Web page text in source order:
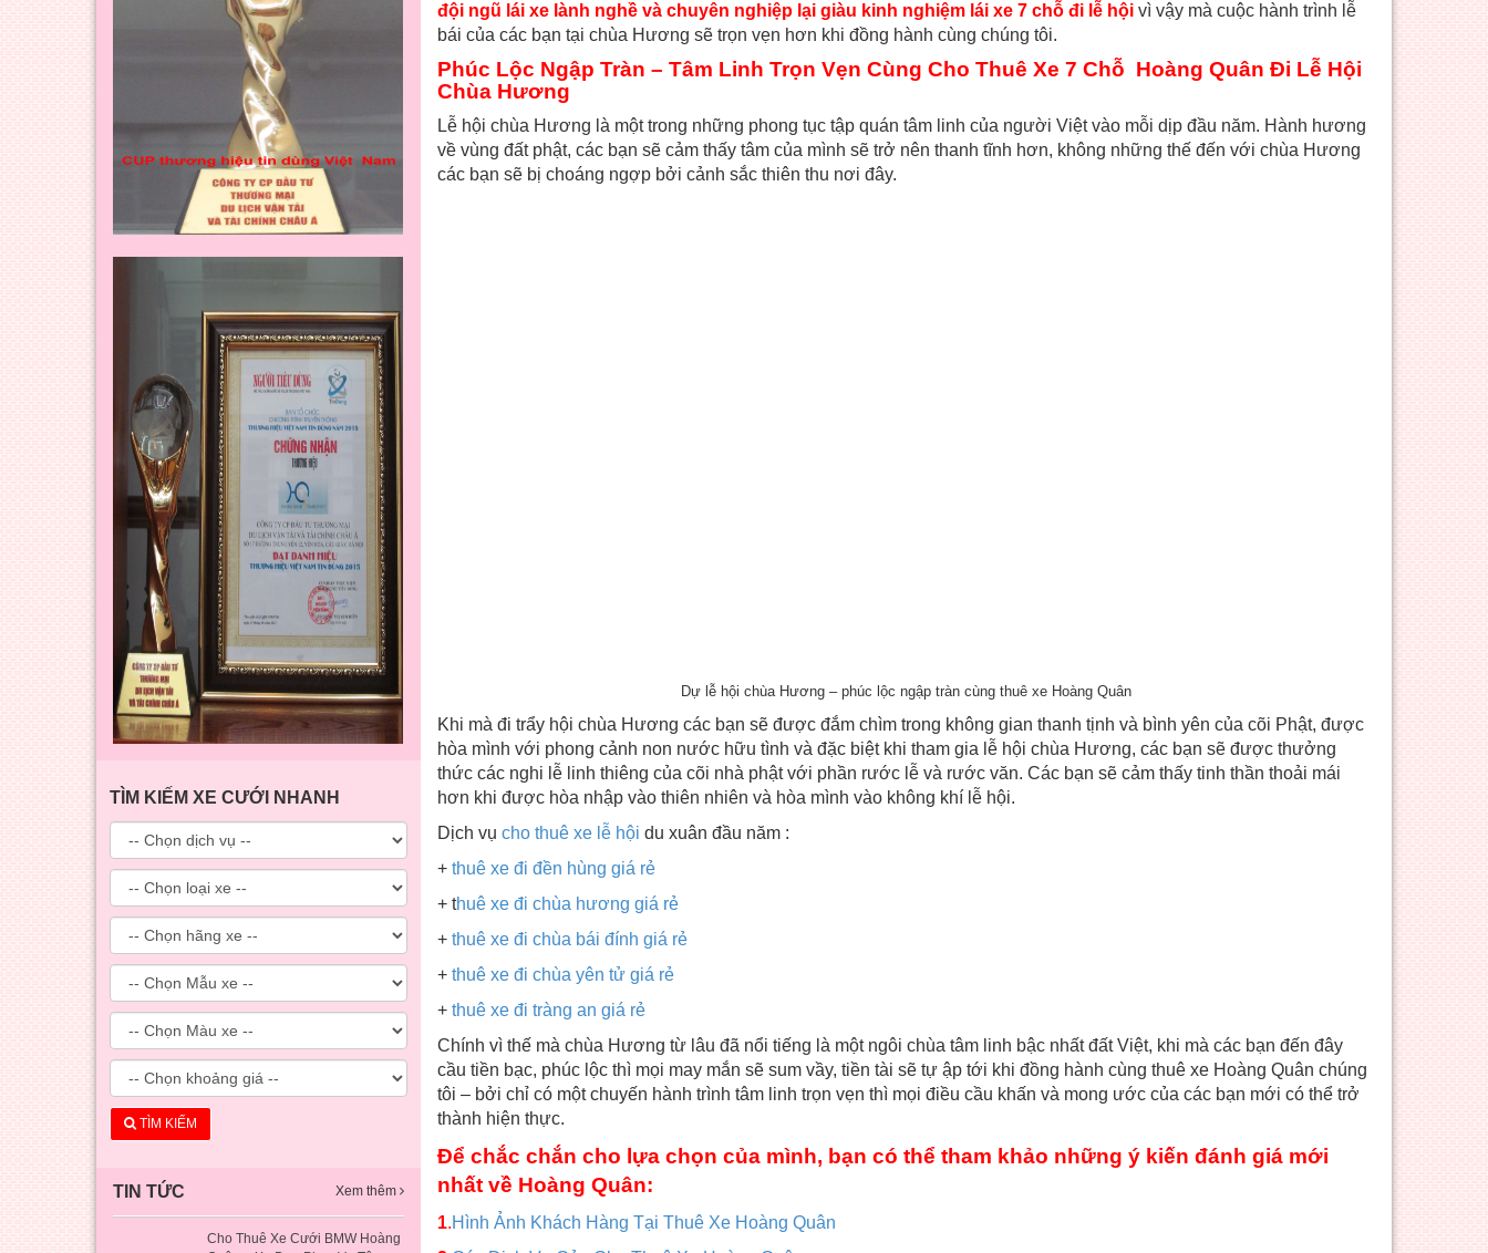
TÌM KIẾM XE CƯỚI NHANH
TÌM KIẾM
TIN TỨC Xem thêm
Cho Thuê Xe Cưới BMW Hoàng
đội ngũ lái xe lành nghề và chuyên nghiệp lại giàu kinh nghiệm lái xe 7 chỗ đi lễ hộivì vậy mà cuộc hành trình lễ
bái của các bạn tại chùa Hương sẽ trọn vẹn hơn khi đồng hành cùng chúng tôi.
Phúc Lộc Ngập Tràn – Tâm Linh Trọn Vẹn Cùng Cho Thuê Xe 7 Chỗ Hoàng Quân Đi Lễ Hội
Chùa Hương
Lễ hội chùa Hương là một trong những phong tục tập quán tâm linh của người Việt vào mỗi dịp đầu năm. Hành hương
về vùng đất phật, các bạn sẽ cảm thấy tâm của mình sẽ trở nên thanh tĩnh hơn, không những thế đến với chùa Hương
các bạn sẽ bị choáng ngợp bởi cảnh sắc thiên thu nơi đây.
Dự lễ hội chùa Hương – phúc lộc ngập tràn cùng thuê xe Hoàng Quân
Khi mà đi trẩy hội chùa Hương các bạn sẽ được đắm chìm trong không gian thanh tịnh và bình yên của cõi Phật, được
hòa mình với phong cảnh non nước hữu tình và đặc biệt khi tham gia lễ hội chùa Hương, các bạn sẽ được thưởng
thức các nghi lễ linh thiêng của cõi nhà phật với phần rước lễ và rước văn. Các bạn sẽ cảm thấy tinh thần thoải mái
hơn khi được hòa nhập vào thiên nhiên và hòa mình vào không khí lễ hội.
Dịch vụ cho thuê xe lễ hội du xuân đầu năm :
+ thuê xe đi đền hùng giá rẻ
+ thuê xe đi chùa hương giá rẻ
+ thuê xe đi chùa bái đính giá rẻ
+ thuê xe đi chùa yên tử giá rẻ
+ thuê xe đi tràng an giá rẻ
Chính vì thế mà chùa Hương từ lâu đã nổi tiếng là một ngôi chùa tâm linh bậc nhất đất Việt, khi mà các bạn đến đây
cầu tiền bạc, phúc lộc thì mọi may mắn sẽ sum vầy, tiền tài sẽ tự ập tới khi đồng hành cùng thuê xe Hoàng Quân chúng
tôi – bởi chỉ có một chuyến hành trình tâm linh trọn vẹn thì mọi điều cầu khấn và mong ước của các bạn mới có thể trở
thành hiện thực.
Để chắc chắn cho lựa chọn của mình, bạn có thể tham khảo những ý kiến đánh giá mới
nhất về Hoàng Quân:
1.Hình Ảnh Khách Hàng Tại Thuê Xe Hoàng Quân